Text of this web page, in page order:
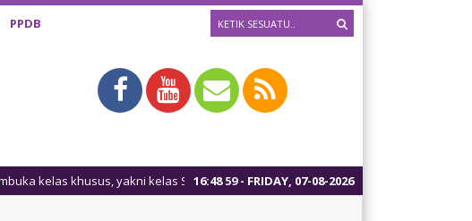
PPDB
16:49 00- FRIDAY, 07-08-2026
khusus, yakni kelas Smart Tahfidz dengan kurikulum tambahan didukung dengan